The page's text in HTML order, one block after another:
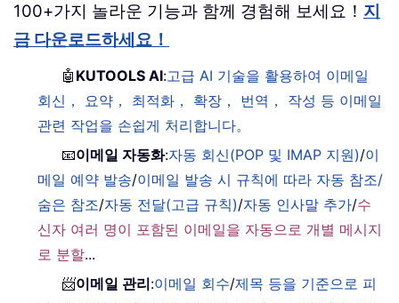
100+가지 놀라운 기능과 함께 경험해 보세요！ 지
금 다운로드하세요！
🤖 KUTOOLS AI:고급 AI 기술을 활용하여 이메일
회신， 요약， 최적화， 확장， 번역， 작성 등 이메일
관련 작업을 손쉽게 처리합니다。
📧이메일 자동화:자동 회신(POP 및 IMAP 지원)/이
메일 예약 발송/이메일 발송 시 규칙에 따라 자동 참조/
숨은 참조/자동 전달(고급 규칙)/자동 인사말 추가/수
신자 여러 명이 포함된 이메일을 자동으로 개별 메시지
로 분할...
📨이메일 관리:이메일 회수/제목 등을 기준으로 피